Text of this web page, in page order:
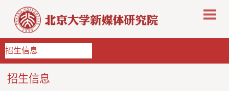
招生信息
招生信息